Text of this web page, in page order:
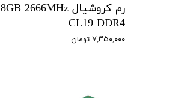
رم کروشیال 8GB 2666MHz
CL19 DDR4
۷,۳۵۰,۰۰۰ تومان